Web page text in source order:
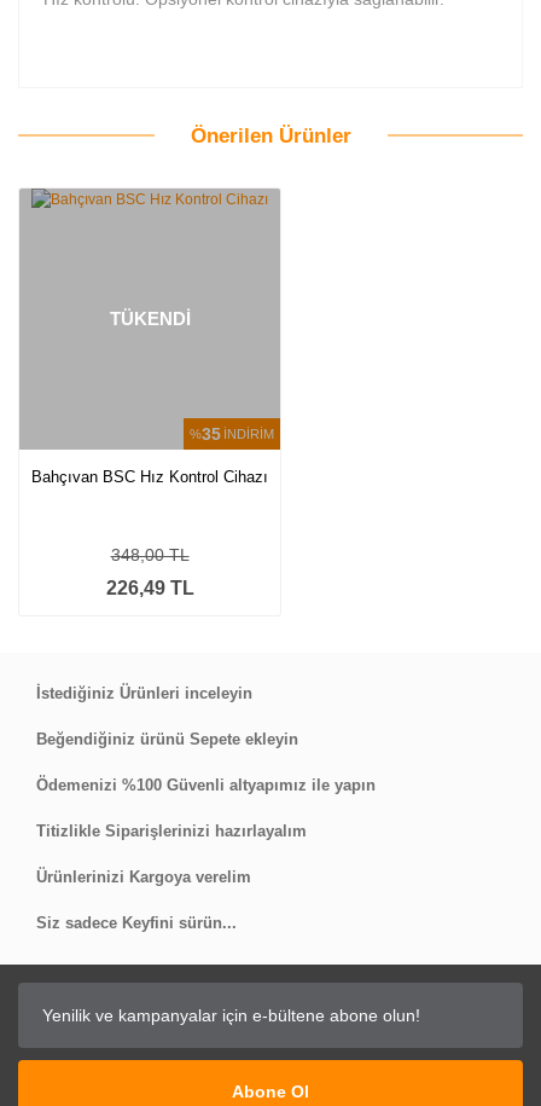
Önerilen Ürünler
%35 İNDİRİM
TÜKENDİ
Bahçıvan BSC Hız Kontrol Cihazı
226,49 TL
348,00 TL
İstediğiniz Ürünleri inceleyin
Beğendiğiniz ürünü Sepete ekleyin
Ödemenizi %100 Güvenli altyapımız ile yapın
Titizlikle Siparişlerinizi hazırlayalım
Ürünlerinizi Kargoya verelim
Siz sadece Keyfini sürün...
Abone Ol